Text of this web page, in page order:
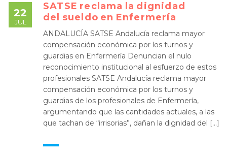
22
JUL
SATSE reclama la dignidad
del sueldo en Enfermería
ANDALUCÍA SATSE Andalucía reclama mayor
compensación económica por los turnos y
guardias en Enfermería Denuncian el nulo
reconocimiento institucional al esfuerzo de estos
profesionales SATSE Andalucía reclama mayor
compensación económica por los turnos y
guardias de los profesionales de Enfermería,
argumentando que las cantidades actuales, a las
que tachan de “irrisorias”, dañan la dignidad del […]